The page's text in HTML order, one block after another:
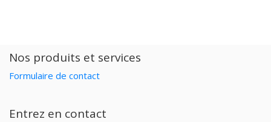
Nos produits et services
Formulaire de contact
Entrez en contact